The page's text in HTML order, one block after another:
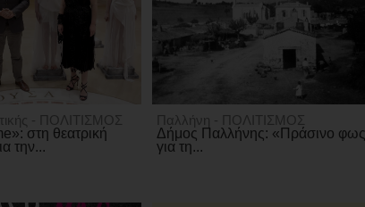
- ΠΟΛΙΤΙΣΜΟΣ
στη θεατρική
την...
Παλλήνη - ΠΟΛΙΤΙΣΜΟΣ
Δήμος Παλλήνης: «Πράσινο
για τη...